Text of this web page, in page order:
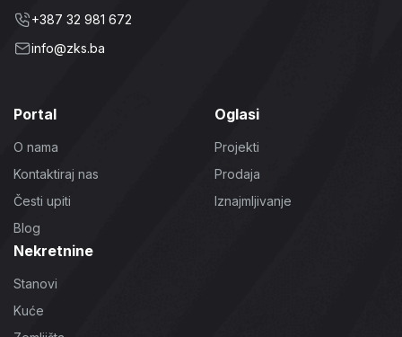
+387 32 981 672
info@zks.ba
Portal
O nama
Kontaktiraj nas
Česti upiti
Blog
Oglasi
Projekti
Prodaja
Iznajmljivanje
Nekretnine
Stanovi
Kuće